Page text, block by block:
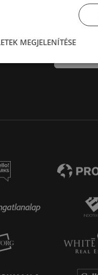
Hírlevél
MEGJELENÍTÉSE